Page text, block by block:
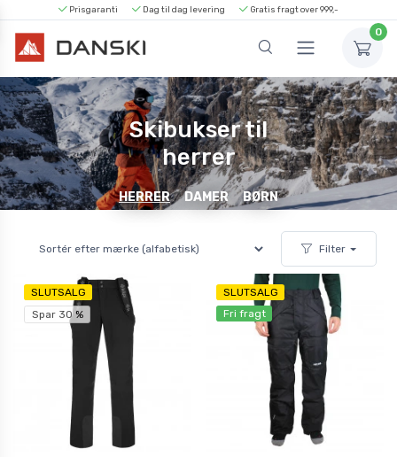
Prisgaranti Dag til dag levering Gratis fragt over 999,-
0
Skibukser til
herrer
HERRER DAMER BØRN
Filter
SLUTSALG
Spar 30 %
SLUTSALG
Fri fragt